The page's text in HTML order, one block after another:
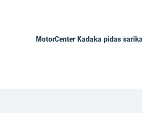
MotorCenter Kadaka pidas